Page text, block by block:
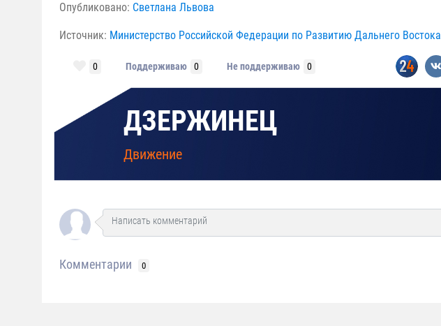
Опубликовано: Светлана Львова
Источник: Министерство Российской Федерации по Развитию Дальнего Востока
0 Поддерживаю 0 Не поддерживаю 0
ДЗЕРЖИНЕЦ
Движение
Комментарии 0